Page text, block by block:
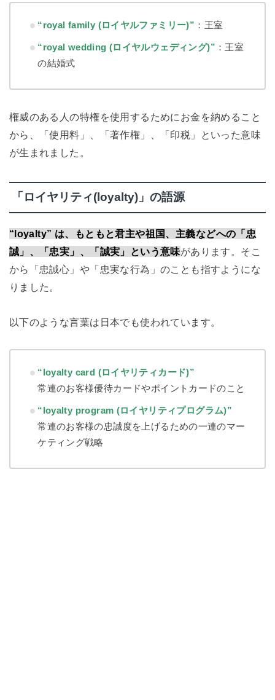
“royal family (ロイヤルファミリー)” ：王室
“royal wedding (ロイヤルウェディング)” ：王室
の結婚式
権威のある人の特権を使用するためにお金を納めること
から、「使用料」、「著作権」、「印税」といった意味
が生まれました。
「ロイヤリティ(loyalty)」の語源
“loyalty” は、もともと君主や祖国、主義などへの「忠
誠」、「忠実」、「誠実」という意味があります。そこ
から「忠誠心」や「忠実な行為」のことも指すようにな
りました。
以下のような言葉は日本でも使われています。
“loyalty card (ロイヤリティカード)”
常連のお客様優待カードやポイントカードのこと
“loyalty program (ロイヤリティプログラム)”
常連のお客様の忠誠度を上げるための一連のマー
ケティング戦略